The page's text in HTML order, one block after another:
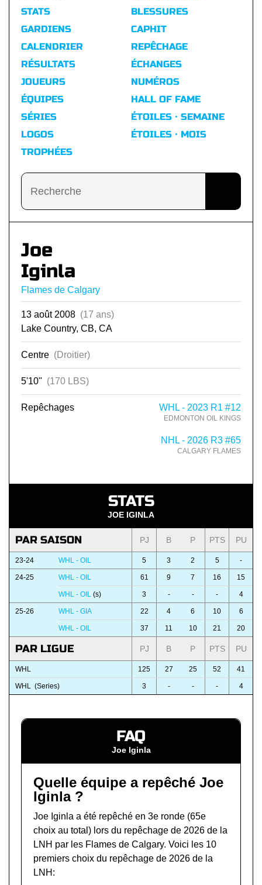
STATS
GARDIENS
CALENDRIER
RÉSULTATS
BLESSURES
CAPHIT
REPÊCHAGE
ÉCHANGES
JOUEURS
ÉQUIPES
SÉRIES
LOGOS
TROPHÉES
NUMÉROS
HALL OF FAME
ÉTOILES · SEMAINE
ÉTOILES · MOIS
Joe
Iginla
Flames de Calgary
13 août 2008 (17 ans)
Lake Country, CB, CA
Centre (Droitier)
5'10" (170 LBS)
Repêchages WHL - 2023 R1 #12
EDMONTON OIL KINGS
NHL - 2026 R3 #65
CALGARY FLAMES
STATS
JOE IGINLA
PAR SAISON PJ B P PTS PU
23-24 WHL - OIL 5 3 2 5 -
24-25 WHL - OIL 61 9 7 16 15
WHL - OIL (s) 3 - - - 4
25-26 WHL - GIA 22 4 6 10 6
WHL - OIL 37 11 10 21 20
PAR LIGUE PJ B P PTS PU
WHL 125 27 25 52 41
WHL (Series) 3 - - - 4
FAQ
Joe Iginla
Quelle équipe a repêché Joe
Iginla ?
Joe Iginla a été repêché en 3e ronde (65e
choix au total) lors du repêchage de 2026 de la
LNH par les Flames de Calgary. Voici les 10
premiers choix du repêchage de 2026 de la
LNH: